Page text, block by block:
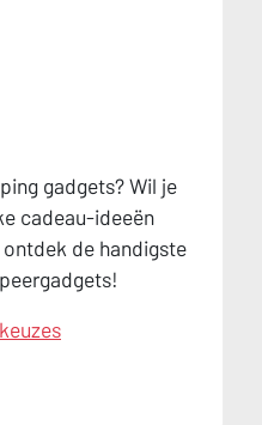
gadgets? Wil je
cadeau-ideeën
de handigste